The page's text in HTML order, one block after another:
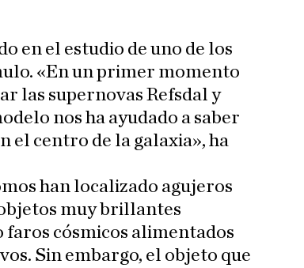
en el estudio de uno de los
«En un primer momento
las supernovas Refsdal y
nos ha ayudado a saber
el centro de la galaxia», ha
han localizado agujeros
muy brillantes
faros cósmicos alimentados
Sin embargo, el objeto que